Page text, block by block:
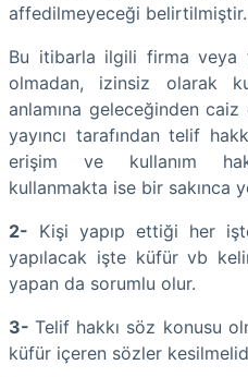
affedilmeyeceği belirtilmiştir.
Bu itibarla ilgili firma veya
olmadan, izinsiz olarak
anlamına geleceğinden
yayıncı tarafından telif
erişim ve kullanım
kullanmakta ise bir sakınca
2- Kişi yapıp ettiği her
yapılacak işte küfür vb
yapan da sorumlu olur.
3-Telif hakkı söz konusu
küfür içeren sözler